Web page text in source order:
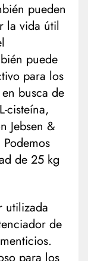
pueden
la vida útil
puede
para los
busca de
cisteína,
Jebsen &
de 25 kg
utilizada
de